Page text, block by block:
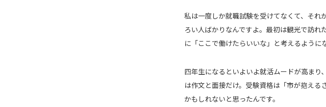
私は一度しか就職試験を受けてなくて、それ
ろい人ばかりなんですよ。最初は観光で訪れ
に「ここで働けたらいいな」と考えるように
四年生になるといよいよ就活ムードが高ま
は作文と面接だけ。受験資格は「市が抱え
かもしれないと思ったんです。